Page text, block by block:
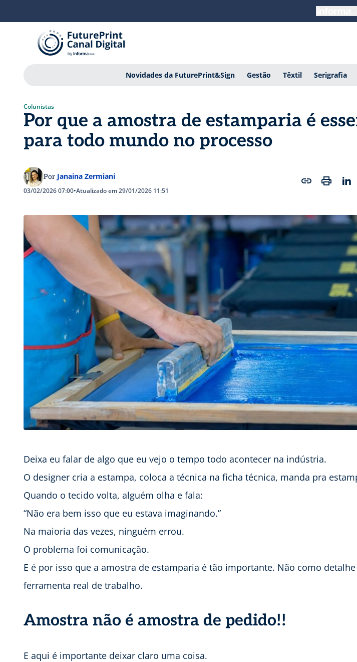
Novidades da FuturePrint&Sign Gestão Têxtil Serigrafia
Colunistas
Por que a amostra de estamparia é
para todo mundo no processo
Por Janaina Zermiani
03/02/2026 07:00•Atualizado em 29/01/2026 11:51
Deixa eu falar de algo que eu vejo o tempo todo acontecer na indústria.
O designer cria a estampa, coloca a técnica na ficha técnica, manda pra
Quando o tecido volta, alguém olha e fala:
“Não era bem isso que eu estava imaginando.”
Na maioria das vezes, ninguém errou.
O problema foi comunicação.
E é por isso que a amostra de estamparia é tão importante. Não como
ferramenta real de trabalho.
Amostra não é amostra de pedido!!
E aqui é importante deixar claro uma coisa.